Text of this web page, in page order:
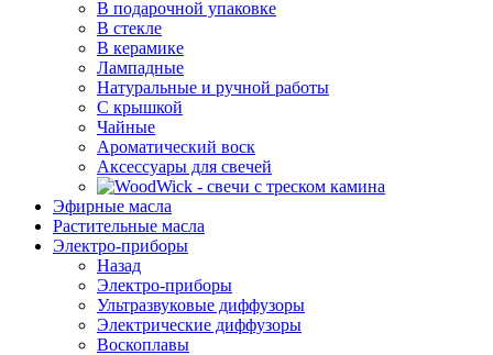
В подарочной упаковке
В стекле
В керамике
Лампадные
Натуральные и ручной работы
С крышкой
Чайные
Ароматический воск
Аксессуары для свечей
Эфирные масла
Растительные масла
Электро-приборы
Назад
Электро-приборы
Ультразвуковые диффузоры
Электрические диффузоры
Воскоплавы